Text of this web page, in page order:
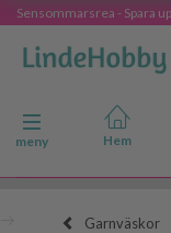
Sensommarsrea - Spara
Ändra navigering
meny
Garnväskor